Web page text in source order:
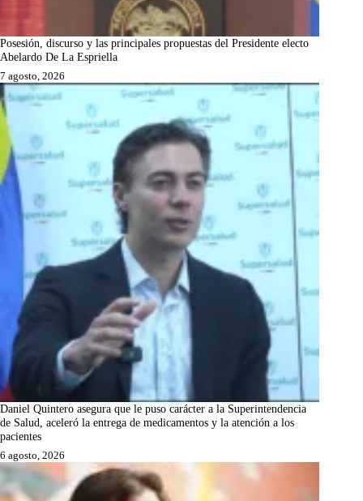
Posesión, discurso y las principales propuestas del Presidente electo
Abelardo De La Espriella
7 agosto, 2026
Daniel Quintero asegura que le puso carácter a la Superintendencia
de Salud, aceleró la entrega de medicamentos y la atención a los
pacientes
6 agosto, 2026